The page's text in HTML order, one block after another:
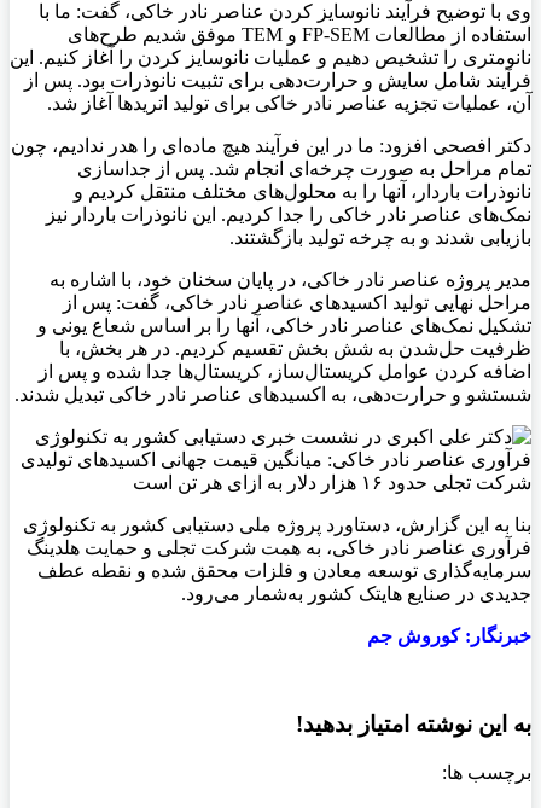
وی با توضیح فرآیند نانوسایز کردن عناصر نادر خاکی، گفت: ما با
استفاده از مطالعات FP-SEM و TEM موفق شدیم طرح‌های
نانومتری را تشخیص دهیم و عملیات نانوسایز کردن را آغاز کنیم. این
فرآیند شامل سایش و حرارت‌دهی برای تثبیت نانوذرات بود. پس از
آن، عملیات تجزیه عناصر نادر خاکی برای تولید اتریدها آغاز شد.
دکتر افصحی افزود: ما در این فرآیند هیچ ماده‌ای را هدر ندادیم، چون
تمام مراحل به صورت چرخه‌ای انجام شد. پس از جداسازی
نانوذرات باردار، آنها را به محلول‌های مختلف منتقل کردیم و
نمک‌های عناصر نادر خاکی را جدا کردیم. این نانوذرات باردار نیز
بازیابی شدند و به چرخه تولید بازگشتند.
مدیر پروژه عناصر نادر خاکی، در پايان سخنان خود، با اشاره به
مراحل نهایی تولید اکسیدهای عناصر نادر خاکی، گفت: پس از
تشکیل نمک‌های عناصر نادر خاکی، آنها را بر اساس شعاع یونی و
ظرفیت حل‌شدن به شش بخش تقسیم کردیم. در هر بخش، با
اضافه کردن عوامل کریستال‌ساز، کریستال‌ها جدا شده و پس از
شستشو و حرارت‌دهی، به اکسیدهای عناصر نادر خاکی تبدیل شدند.
بنا به این گزارش، دستاورد پروژه ملی دستیابی کشور به تکنولوژی
فرآوری عناصر نادر خاکی، به همت شرکت تجلی و حمایت هلدینگ
سرمایه‌گذاری توسعه معادن و فلزات محقق شده و نقطه عطف
جدیدی در صنایع هایتک کشور به‌شمار می‌رود.
خبرنگار: کوروش جم
به این نوشته امتیاز بدهید!
برچسب ها: